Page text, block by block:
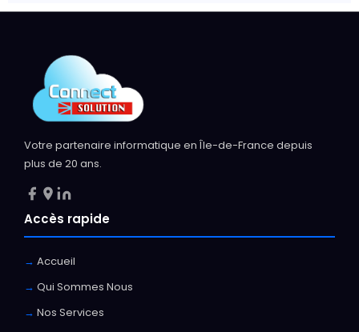
Votre partenaire informatique en Île-de-France depuis
plus de 20 ans.
Accès rapide
Accueil
Qui Sommes Nous
Nos Services